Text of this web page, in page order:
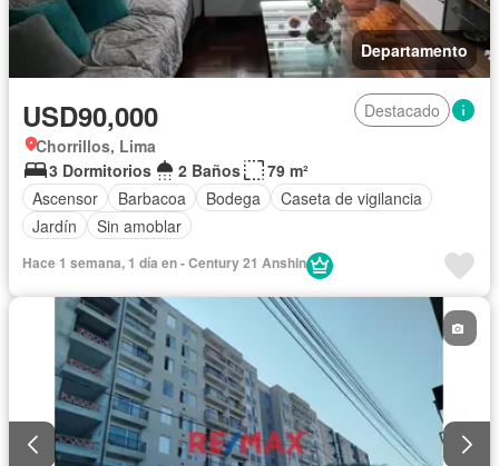
Departamento
USD90,000
Destacado
Chorrillos, Lima
3 Dormitorios
2 Baños
79 m²
Ascensor
Barbacoa Bodega
Caseta de vigilancia
Jardín
Sin amoblar
Hace 1 semana, 1 día en - Century 21 Anshin